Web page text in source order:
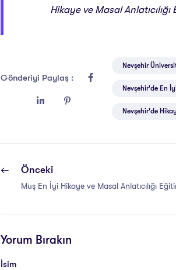
Hikaye ve Masal Anlatıcılığı
Gönderiyi Paylaş :
Nevşehir
Nevşehir'de En
Nevşehir'de
Önceki
Muş En İyi Hikaye ve Masal Anlatıcılığı
Yorum Bırakın
İsim